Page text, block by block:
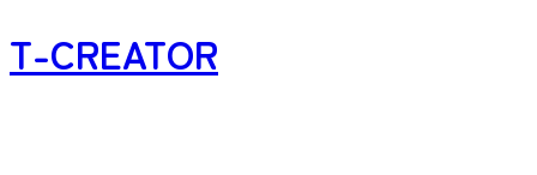
T-CREATOR